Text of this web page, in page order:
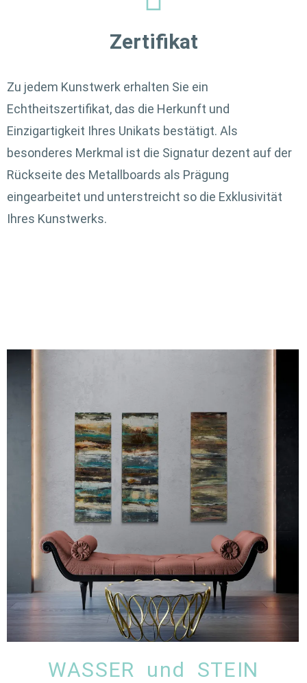
Zertifikat
Zu jedem Kunstwerk erhalten Sie ein
Echtheitszertifikat, das die Herkunft und
Einzigartigkeit Ihres Unikats bestätigt. Als
besonderes Merkmal ist die Signatur dezent auf der
Rückseite des Metallboards als Prägung
eingearbeitet und unterstreicht so die Exklusivität
Ihres Kunstwerks.
WASSER und STEIN